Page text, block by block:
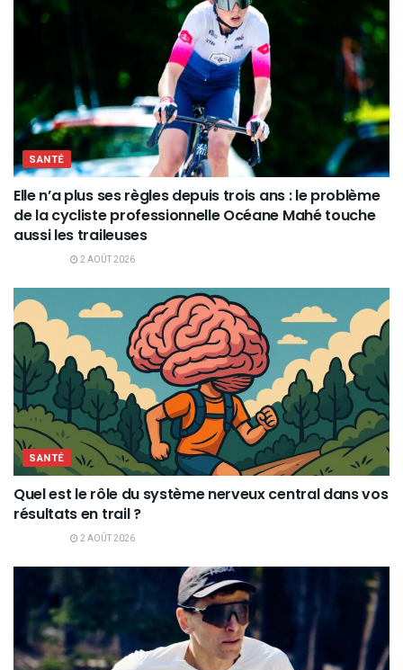
SANTÉ
Elle n’a plus ses règles depuis trois ans : le problème
de la cycliste professionnelle Océane Mahé touche
aussi les traileuses
2 AOÛT 2026
SANTÉ
Quel est le rôle du système nerveux central dans vos
résultats en trail ?
2 AOÛT 2026